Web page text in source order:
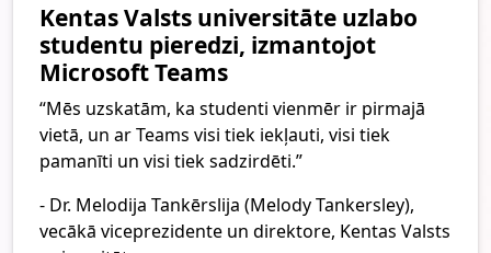
Kentas Valsts universitāte uzlabo
studentu pieredzi, izmantojot
Microsoft Teams
“Mēs uzskatām, ka studenti vienmēr ir pirmajā
vietā, un ar Teams visi tiek iekļauti, visi tiek
pamanīti un visi tiek sadzirdēti.”​
- Dr. Melodija Tankērslija (Melody Tankersley),
vecākā viceprezidente un direktore, Kentas Valsts